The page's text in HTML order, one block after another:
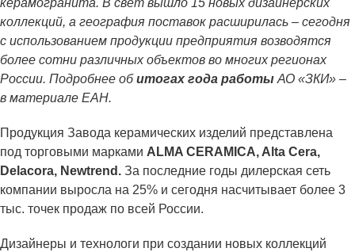
керамогранита. В свет вышло 15 новых дизайнерских
коллекций, а география поставок расширилась – сегодня
с использованием продукции предприятия возводятся
более сотни различных объектов во многих регионах
России. Подробнее об итогах года работыАО «ЗКИ» –
в материале ЕАН.
Продукция Завода керамических изделий представлена
под торговыми марками ALMA CERAMICA, Alta Cera,
Delacora, Newtrend. За последние годы дилерская сеть
компании выросла на 25% и сегодня насчитывает более 3
тыс. точек продаж по всей России.
Дизайнеры и технологи при создании новых коллекций